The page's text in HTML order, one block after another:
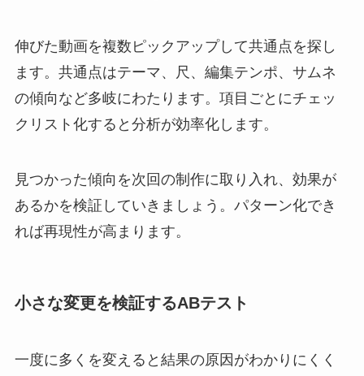
伸びた動画を複数ピックアップして共通点を探し
ます。共通点はテーマ、尺、編集テンポ、サムネ
の傾向など多岐にわたります。項目ごとにチェッ
クリスト化すると分析が効率化します。
見つかった傾向を次回の制作に取り入れ、効果が
あるかを検証していきましょう。パターン化でき
れば再現性が高まります。
小さな変更を検証するABテスト
一度に多くを変えると結果の原因がわかりにくく